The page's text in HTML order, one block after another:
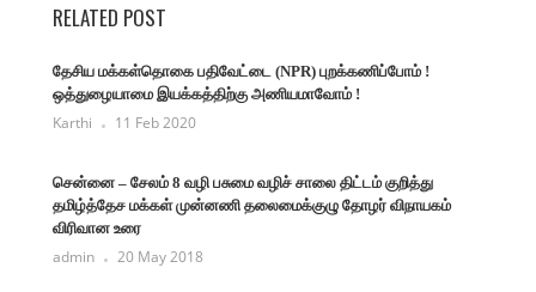
RELATED POST
தேசிய மக்கள்தொகை பதிவேட்டை (NPR) புறக்கணிப்போம் !
ஒத்துழையாமை இயக்கத்திற்கு அணியமாவோம் !
Karthi 11 Feb 2020
சென்னை – சேலம் 8 வழி பசுமை வழிச் சாலை திட்டம் குறித்து
தமிழ்த்தேச மக்கள் முன்னணி தலைமைக்குழு தோழர் விநாயகம்
விரிவான உரை
admin 20 May 2018